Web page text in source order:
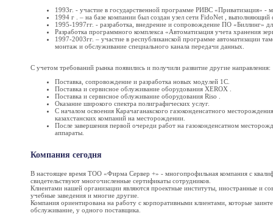
1993г. - участие в государственной программе РИВС
1994 г . – на базе компании был создан узел сети FidoNet ,
1995-1997гг. - разработка, внедрение и сопровождение ПО «Биллинг»
Разработка программного комплекса «Автоматизация учета хранения
1997-2003гг. – участие в республиканской программе
монтаж и обслуживание специального канала передачи данных.
С учетом требований рынка появились и получили развитие другие направления:
Поставка, сопровождение и разработка новых модулей 1С.
Поставка и сервисное облуживание оборудования XEROX .
Поставка и сервисное облуживание оборудования Riso .
Оказание широкого спектра полиграфических услуг.
С началом освоения Карачаганакского газоконденсатного
казахстанских компаний на месторождении.
После завершения первой очереди работ на газоконденсатном
аппараты.
Компания сегодня
В настоящее время ТОО «Фирма Сервер +» - многопрофильная компания с
свидетельствуют многочисленные сертификаты сотрудников.
Клиентами нашей организации являются проектные институты, иностранные и
учебные заведения и многие другие.
Компания ориентирована на работу с корпоративными клиентами, которые
обслуживание, у одного поставщика.